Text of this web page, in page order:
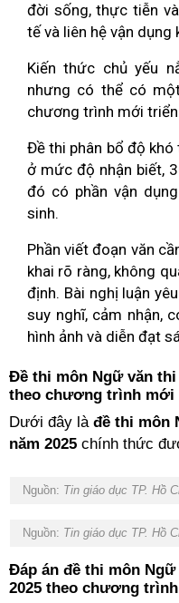
đời sống, thực tiễn
tế và liên hệ vận dụng
Kiến thức chủ yếu
nhưng có thể có
chương trình mới
Đề thi phân bổ độ
ở mức độ nhận biết,
đó có phần vận
sinh.
Phần viết đoạn văn
khai rõ ràng, không
định. Bài nghị luận
suy nghĩ, cảm nhận,
hình ảnh và diễn đạt
Đề thi môn Ngữ văn thi
theo chương trình mới
Dưới đây là đề thi môn
năm 2025 chính thức
Nguồn: Tin giáo dục TP. Hồ
Nguồn: Tin giáo dục TP. Hồ
Đáp án đề thi môn
2025 theo chương